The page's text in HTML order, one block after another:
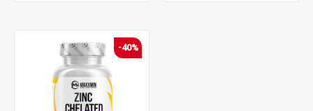
-40%